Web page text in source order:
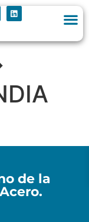
de la